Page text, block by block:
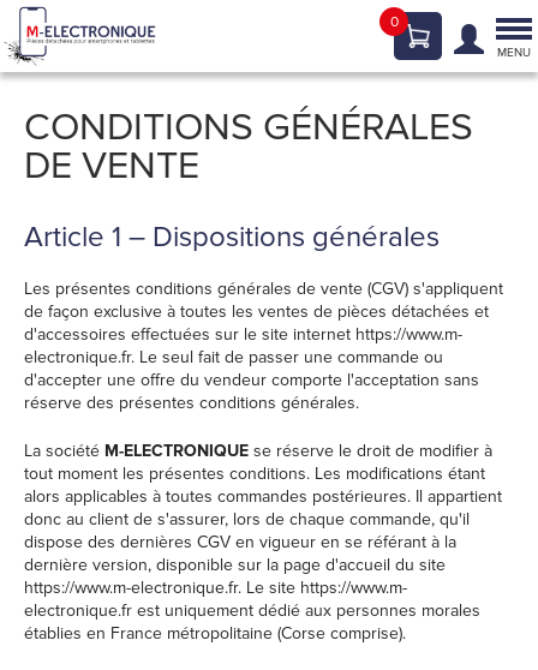
0
MENU
CONDITIONS GÉNÉRALES
DE VENTE
Article 1 – Dispositions générales
Les présentes conditions générales de vente (CGV) s'appliquent
de façon exclusive à toutes les ventes de pièces détachées et
d'accessoires effectuées sur le site internet https://www.m-
electronique.fr. Le seul fait de passer une commande ou
d'accepter une offre du vendeur comporte l'acceptation sans
réserve des présentes conditions générales.
La société M-ELECTRONIQUE se réserve le droit de modifier à
tout moment les présentes conditions. Les modifications étant
alors applicables à toutes commandes postérieures. Il appartient
donc au client de s'assurer, lors de chaque commande, qu'il
dispose des dernières CGV en vigueur en se référant à la
dernière version, disponible sur la page d'accueil du site
https://www.m-electronique.fr. Le site https://www.m-
electronique.fr est uniquement dédié aux personnes morales
établies en France métropolitaine (Corse comprise).